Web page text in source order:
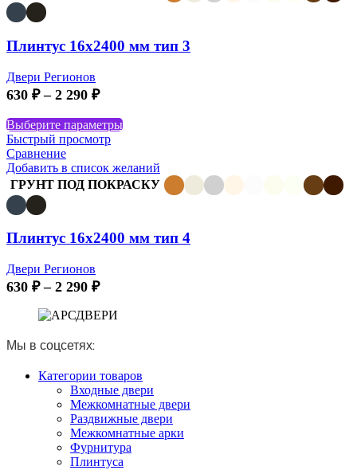
на
Плинтус 16х2400 мм тип 3
Двери Регионов
630 ₽ – 2 290 ₽Диапазон
630 ₽
–
290 ₽
Выберите параметрыЭтот
несколько
вариаций.
на
Быстрый просмотр
Сравнение
Добавить в список желаний
ГРУНТ ПОД ПОКРАСКУ
Плинтус 16х2400 мм тип 4
Двери Регионов
630 ₽ – 2 290 ₽Диапазон
630 ₽
290 ₽
Мы в соцсетях:
Категории товаров
Входные двери
Межкомнатные двери
Раздвижные двери
Межкомнатные арки
Фурнитура
Плинтуса